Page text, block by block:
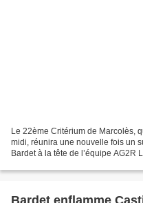
Le 22ème Critérium de Marcolès,
midi, réunira une nouvelle fois un
Bardet à la tête de l’équipe AG2R
Bardet enflamme